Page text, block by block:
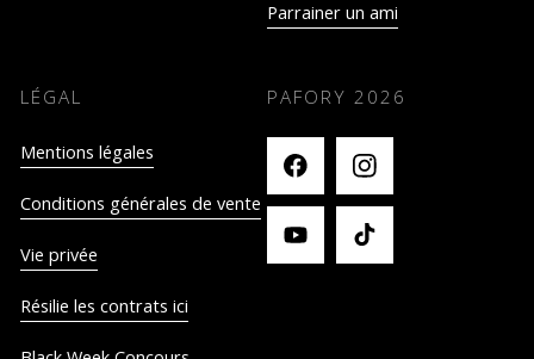
Parrainer un ami
LÉGAL
Mentions légales
Conditions générales de vente
Vie privée
Résilie les contrats ici
PAFORY 2026